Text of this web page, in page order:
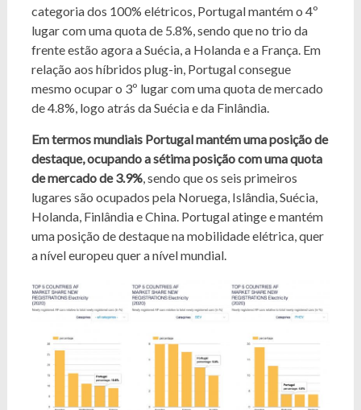
categoria dos 100% elétricos, Portugal mantém o 4º
lugar com uma quota de 5.8%, sendo que no trio da
frente estão agora a Suécia, a Holanda e a França. Em
relação aos híbridos plug-in, Portugal consegue
mesmo ocupar o 3º lugar com uma quota de mercado
de 4.8%, logo atrás da Suécia e da Finlândia.
Em termos mundiais Portugalmantém uma posição de
destaque,ocupando asétima posição com uma quota
de mercado de 3.9%, sendo que os seis primeiros
lugares são ocupados pela Noruega, Islândia, Suécia,
Holanda, Finlândia e China. Portugal atinge e mantém
uma posição de destaque na mobilidade elétrica, quer
a nível europeu quer a nível mundial.